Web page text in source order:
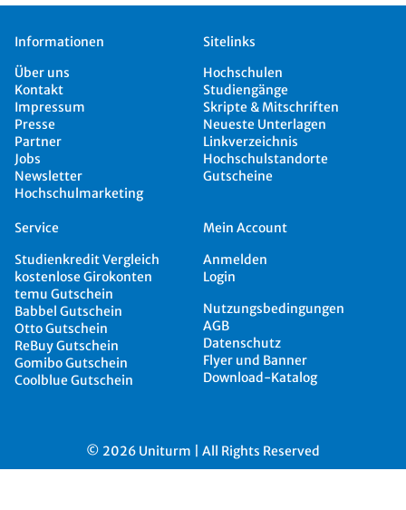
Informationen
Über uns
Kontakt
Impressum
Presse
Partner
Jobs
Newsletter
Hochschulmarketing
Sitelinks
Hochschulen
Studiengänge
Skripte & Mitschriften
Neueste Unterlagen
Linkverzeichnis
Hochschulstandorte
Gutscheine
Service
Studienkredit Vergleich
kostenlose Girokonten
temu Gutschein
Babbel Gutschein
Otto Gutschein
ReBuy Gutschein
Gomibo Gutschein
Coolblue Gutschein
Mein Account
Anmelden
Login
Nutzungsbedingungen
AGB
Datenschutz
Flyer und Banner
Download-Katalog
© 2026 Uniturm | All Rights Reserved